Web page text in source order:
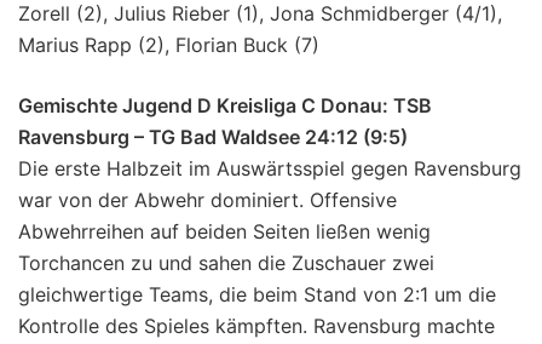
Zorell (2), Julius Rieber (1), Jona Schmidberger (4/1),
Marius Rapp (2), Florian Buck (7)
Gemischte Jugend D Kreisliga C Donau: TSB
Ravensburg – TG Bad Waldsee 24:12 (9:5)
Die erste Halbzeit im Auswärtsspiel gegen Ravensburg
war von der Abwehr dominiert. Offensive
Abwehrreihen auf beiden Seiten ließen wenig
Torchancen zu und sahen die Zuschauer zwei
gleichwertige Teams, die beim Stand von 2:1 um die
Kontrolle des Spieles kämpften. Ravensburg machte